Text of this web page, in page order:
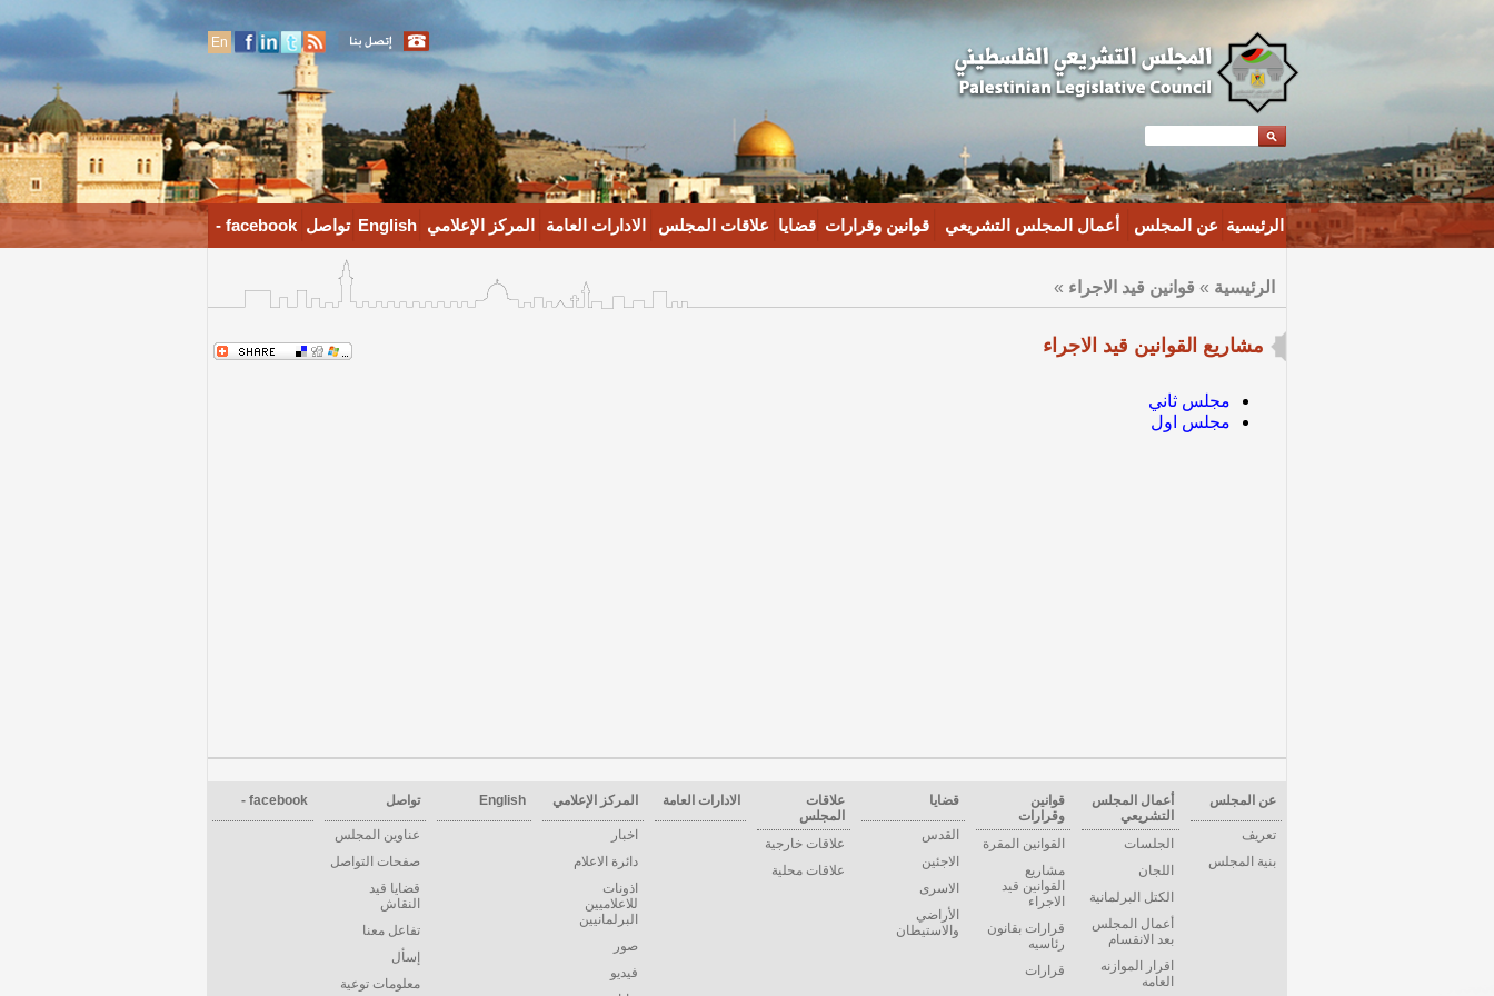
En
الرئيسية عن المجلس أعمال المجلس التشريعي قوانين وقرارات قضايا علاقات المجلس الادارات العامة المركز الإعلامي English تواصل facebook -
الرئيسية » قوانين قيد الاجراء »
مشاريع القوانين قيد الاجراء
مجلس ثاني
مجلس اول
عن المجلس
تعريف
بنية المجلس
أعمال المجلس
التشريعي
الجلسات
اللجان
الكتل البرلمانية
أعمال المجلس
بعد الانقسام
اقرار الموازنه
العامه
قوانين
وقرارات
القوانين المقرة
مشاريع
القوانين قيد
الاجراء
قرارات بقانون
رئاسيه
قرارات
قضايا
القدس
الاجئين
الاسرى
الأراضي
والاستيطان
علاقات
المجلس
علاقات خارجية
علاقات محلية
الادارات العامة المركز الإعلامي
اخبار
دائرة الاعلام
اذونات
للاعلاميين
البرلمانيين
صور
فيديو
English تواصل
عناوين المجلس
صفحات التواصل
قضايا قيد
النقاش
تفاعل معنا
إسأل
معلومات توعية
facebook -